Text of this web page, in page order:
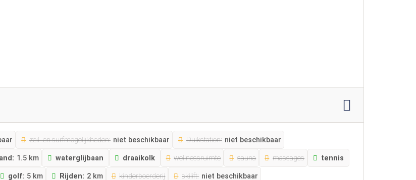
zeil- en surfmogelijkheden: niet beschikbaar Duikstation: niet beschikbaar
1.5 km waterglijbaan draaikolk wellnessruimte sauna massages tennis
golf: 5 km Rijden: 2 km kinderboerderij skilift: niet beschikbaar